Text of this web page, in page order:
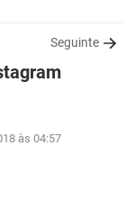
Seguinte
às 04:57